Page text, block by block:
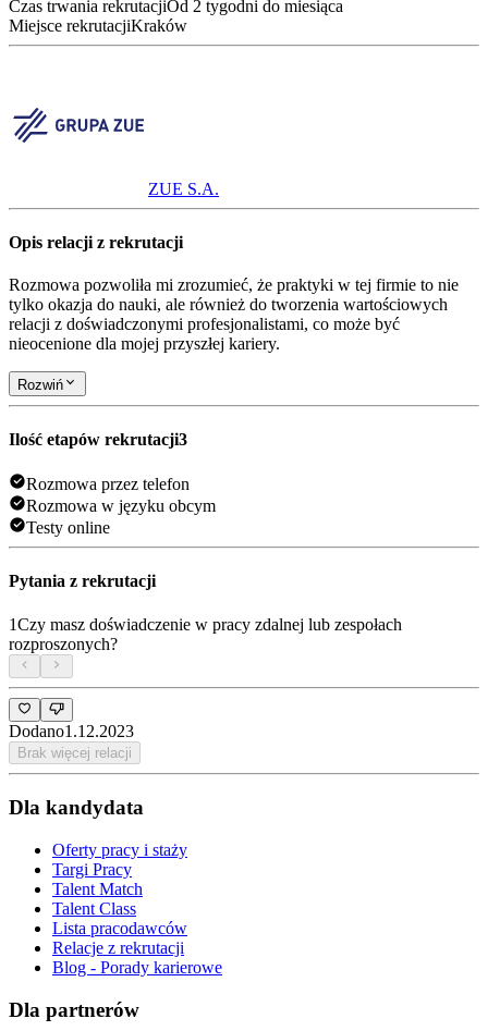
Czas trwania rekrutacjiOd 2 tygodni do miesiąca
Miejsce rekrutacjiKraków
ZUE S.A.
Opis relacji z rekrutacji
Rozmowa pozwoliła mi zrozumieć, że praktyki w tej firmie to nie
tylko okazja do nauki, ale również do tworzenia wartościowych
relacji z doświadczonymi profesjonalistami, co może być
nieocenione dla mojej przyszłej kariery.
Rozwiń
Ilość etapów rekrutacji3
Rozmowa przez telefon
Rozmowa w języku obcym
Testy online
Pytania z rekrutacji
1Czy masz doświadczenie w pracy zdalnej lub zespołach
rozproszonych?
Dodano1.12.2023
Brak więcej relacji
Dla kandydata
Oferty pracy i staży
Targi Pracy
Talent Match
Talent Class
Lista pracodawców
Relacje z rekrutacji
Blog - Porady karierowe
Dla partnerów